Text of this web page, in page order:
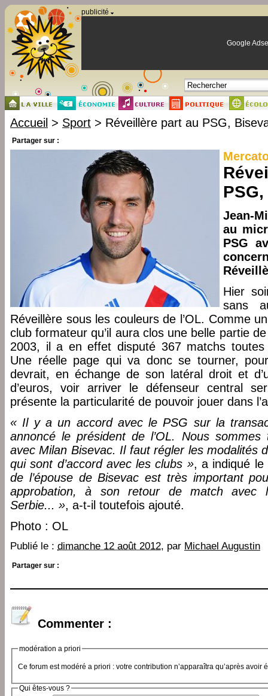
publicité
Google
Accueil > Sport > Réveillère part au PSG,
Partager sur :
Jean-
au
PSG
Hier
sans
Réveillère sous les couleurs de l’OL. Comme
club formateur qu’il aura clos une belle partie
2003, il a en effet disputé 367 matchs toutes
Une réelle page qui va donc se tourner,
devrait, en échange de son latéral droit et
d’euros, voir arriver le défenseur central
présente la particularité de pouvoir jouer dans
« Il y a un accord avec le PSG sur la
annoncé le président de l’OL. Nous sommes
avec Milan Bisevac. Il faut régler les modalités
qui sont d’accord avec les clubs », a indiqué le
de l’épouse de Bisevac est très important
approbation, à son retour de match avec
Serbie... », a-t-il toutefois ajouté.
Photo : OL
Publié le : dimanche 12 août 2012, par Michael Augustin
Partager sur :
Commenter :
modération a priori
Ce forum est modéré a priori : votre contribution n’apparaîtra qu’après avoir
Qui êtes-vous ?
Panneau de gestion des cookies